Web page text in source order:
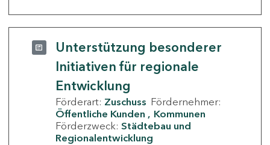
Unterstützung besonderer
Initiativen für regionale
Entwicklung
Förderart: Zuschuss Fördernehmer:
Öffentliche Kunden
Kommunen
Förderzweck: Städtebau und
Regionalentwicklung